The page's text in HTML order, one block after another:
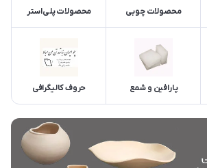
محصولات چوبی محصولات پلی‌استر
پارافین و شمع حروف کالیگرافی